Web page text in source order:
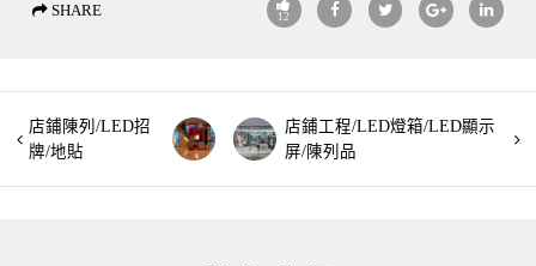
SHARE 12
店鋪陳列/LED招
牌/地貼
店鋪工程/LED燈箱/LED顯示
屏/陳列品